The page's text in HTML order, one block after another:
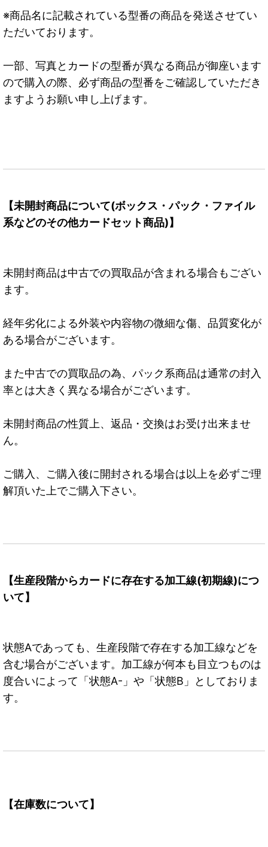
※商品名に記載されている型番の商品を発送させてい
ただいております。
一部、写真とカードの型番が異なる商品が御座います
ので購入の際、必ず商品の型番をご確認していただき
ますようお願い申し上げます。
【未開封商品について(ボックス・パック・ファイル
系などのその他カードセット商品)】
未開封商品は中古での買取品が含まれる場合もござい
ます。
経年劣化による外装や内容物の微細な傷、品質変化が
ある場合がございます。
また中古での買取品の為、パック系商品は通常の封入
率とは大きく異なる場合がございます。
未開封商品の性質上、返品・交換はお受け出来ませ
ん。
ご購入、ご購入後に開封される場合は以上を必ずご理
解頂いた上でご購入下さい。
【生産段階からカードに存在する加工線(初期線)につ
いて】
状態Aであっても、生産段階で存在する加工線などを
含む場合がございます。加工線が何本も目立つものは
度合いによって「状態A-」や「状態B」としておりま
す。
【在庫数について】